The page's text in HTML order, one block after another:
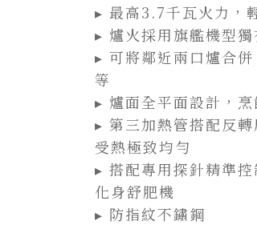
▸ 最高3.7千瓦火力，
▸ 爐火採用旗艦機型
▸ 可將鄰近兩口爐合
等
▸ 爐面全平面設計，
▸ 第三加熱管搭配反
受熱極致均勻
▸ 搭配專用探針精準
化身舒肥機
▸ 防指紋不鏽鋼